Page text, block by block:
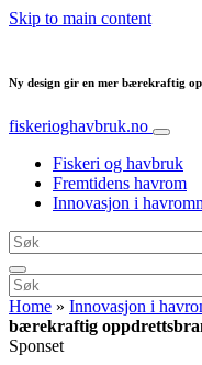
Skip to main content
Ny design gir en mer bærekraftig
fiskerioghavbruk.no
Fiskeri og havbruk
Fremtidens havrom
Innovasjon i
Home » Innovasjon i
bærekraftig
Sponset